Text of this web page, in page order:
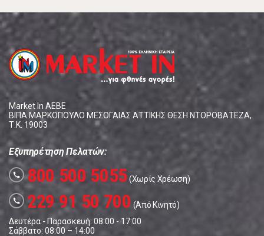
Market In ΑΕΒΕ
ΒΙΠΑ ΜΑΡΚΟΠΟΥΛΟ ΜΕΣΟΓΑΙΑΣ ΑΤΤΙΚΗΣ ΘΕΣΗ ΝΤΟΡΟΒΑΤΕΖΑ,
Τ.Κ. 19003
Εξυπηρέτηση Πελατών:
call 800 500 5055(Χωρίς Χρέωση)
call 229 91 50 700 (Από Κινητό)
Δευτέρα - Παρασκευή: 08:00 - 17:00
Σάββατο: 08:00 – 14:00